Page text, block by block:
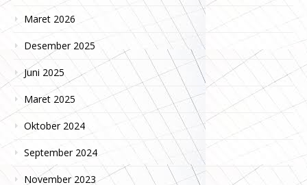
Maret 2026
Desember 2025
Juni 2025
Maret 2025
Oktober 2024
September 2024
November 2023